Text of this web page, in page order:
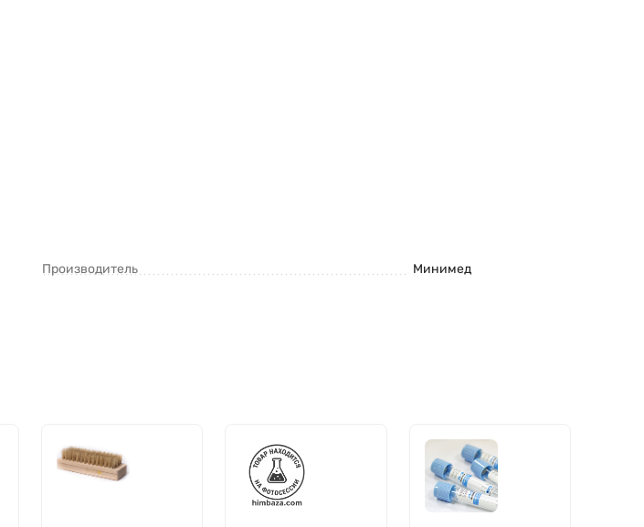
Производитель Минимед